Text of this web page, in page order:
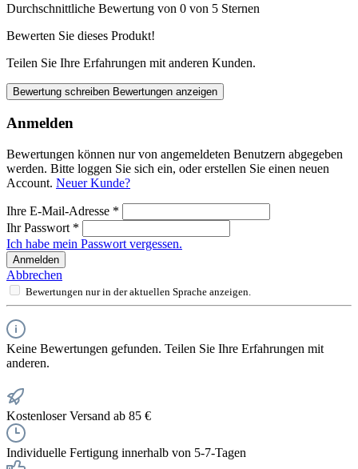
Durchschnittliche Bewertung von 0 von 5 Sternen
Bewerten Sie dieses Produkt!
Teilen Sie Ihre Erfahrungen mit anderen Kunden.
Bewertung schreiben Bewertungen anzeigen
Anmelden
Bewertungen können nur von angemeldeten Benutzern abgegeben
werden. Bitte loggen Sie sich ein, oder erstellen Sie einen neuen
Account. Neuer Kunde?
Ihre E-Mail-Adresse *
Ihr Passwort *
Ich habe mein Passwort vergessen.
Anmelden
Abbrechen
Bewertungen nur in der aktuellen Sprache anzeigen.
Keine Bewertungen gefunden. Teilen Sie Ihre Erfahrungen mit
anderen.
Kostenloser Versand ab 85 €
Individuelle Fertigung innerhalb von 5-7-Tagen